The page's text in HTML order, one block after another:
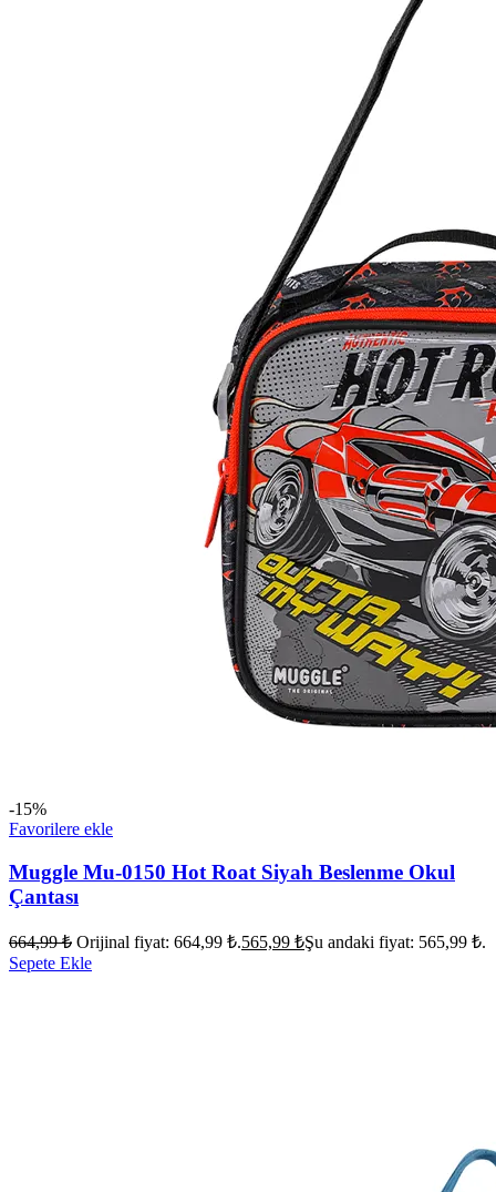
-15%
Favorilere ekle
Muggle Mu-0150 Hot Roat Siyah Beslenme Okul
Çantası
664,99₺ Orijinal fiyat: 664,99 ₺.565,99 ₺Şu andaki fiyat: 565,99 ₺.
Sepete Ekle